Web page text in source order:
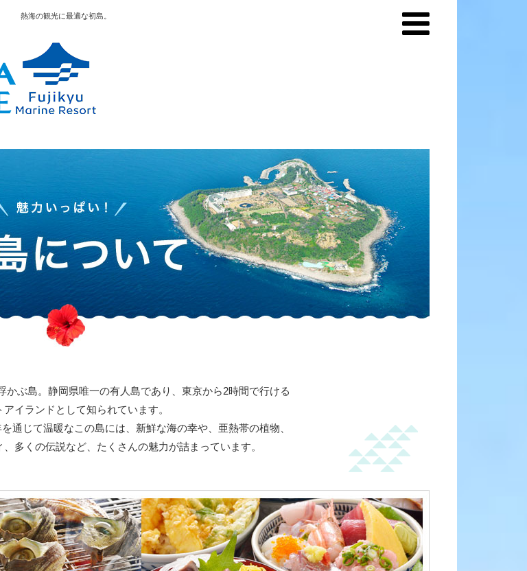
熱海の観光に最適な初島。
かぶ島。静岡県唯一の有人島であり、東京から2時間で行ける
アイランドとして知られています。
通じて温暖なこの島には、新鮮な海の幸や、亜熱帯の植物、
多くの伝説など、たくさんの魅力が詰まっています。